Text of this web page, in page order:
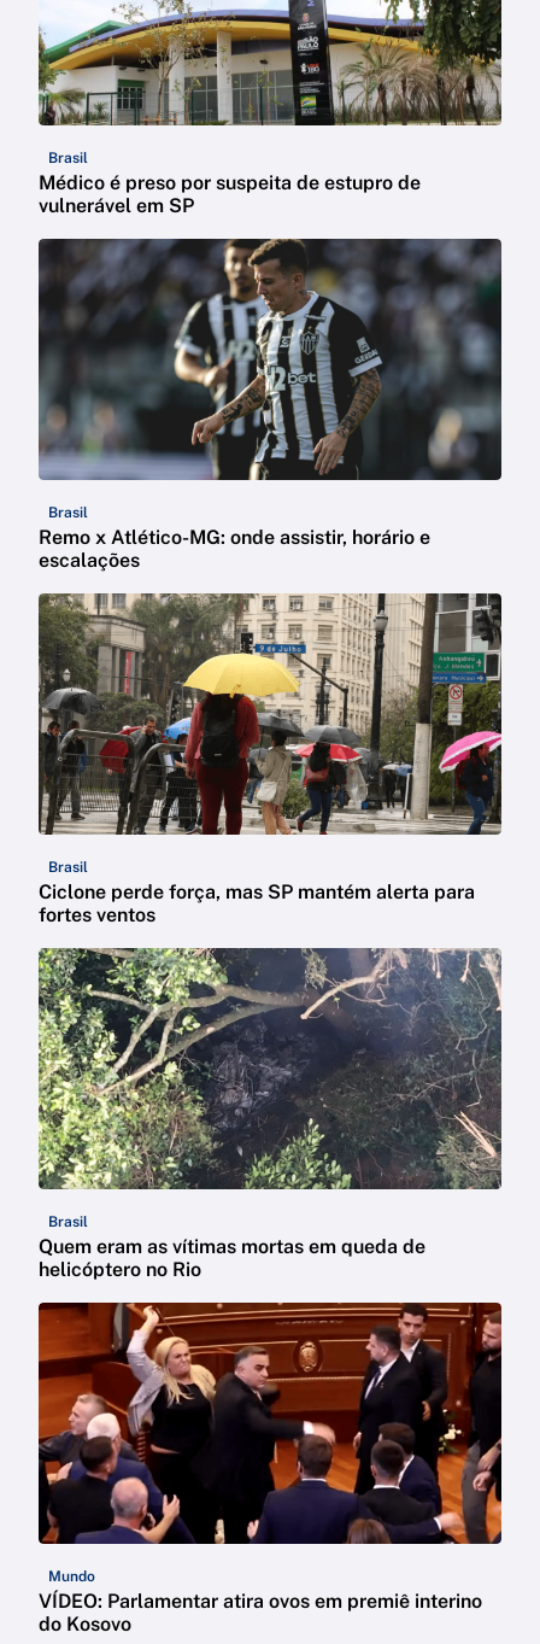
Brasil
Médico é preso por suspeita de estupro de
vulnerável em SP
Brasil
Remo x Atlético-MG: onde assistir, horário e
escalações
Brasil
Ciclone perde força, mas SP mantém alerta para
fortes ventos
Brasil
Quem eram as vítimas mortas em queda de
helicóptero no Rio
Mundo
VÍDEO: Parlamentar atira ovos em premiê interino
do Kosovo